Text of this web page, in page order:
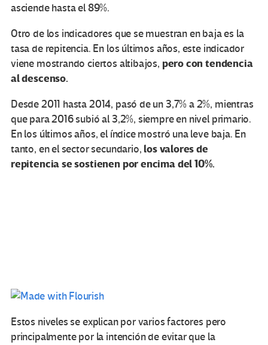
asciende hasta el 89%.
Otro de los indicadores que se muestran en baja es la
tasa de repitencia. En los últimos años, este indicador
viene mostrando ciertos altibajos, pero con tendencia
al descenso.
Desde 2011 hasta 2014, pasó de un 3,7% a 2%, mientras
que para 2016 subió al 3,2%, siempre en nivel primario.
En los últimos años, el índice mostró una leve baja. En
tanto, en el sector secundario, los valores de
repitencia se sostienen por encima del 10%.
Estos niveles se explican por varios factores pero
principalmente por la intención de evitar que la